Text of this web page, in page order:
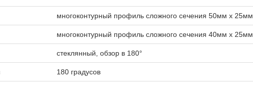
многоконтурный профиль сложного сечения 50мм х 25мм
многоконтурный профиль сложного сечения 40мм х 25мм
стеклянный, обзор в 180°
180 градусов